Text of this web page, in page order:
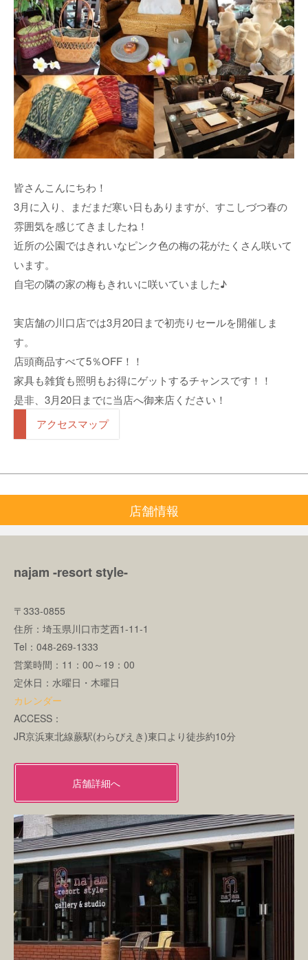
皆さんこんにちわ！
3月に入り、まだまだ寒い日もありますが、すこしづつ春の
雰囲気を感じてきましたね！
近所の公園ではきれいなピンク色の梅の花がたくさん咲いて
います。
自宅の隣の家の梅もきれいに咲いていました♪
実店舗の川口店では3月20日まで初売りセールを開催しま
す。
店頭商品すべて5％OFF！！
家具も雑貨も照明もお得にゲットするチャンスです！！
是非、3月20日までに当店へ御来店ください！
アクセスマップ
店舗情報
najam -resort style-
〒333-0855
住所：埼玉県川口市芝西1-11-1
Tel：048-269-1333
営業時間：11：00～19：00
定休日：水曜日・木曜日
カレンダー
ACCESS：
JR京浜東北線蕨駅(わらびえき)東口より徒歩約10分
店舗詳細へ